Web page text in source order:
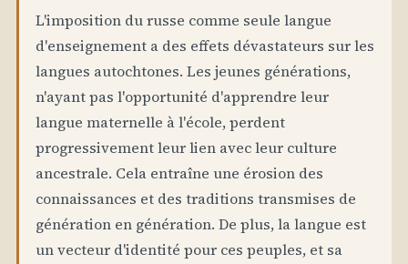
L'imposition du russe comme seule langue
d'enseignement a des effets dévastateurs sur les
langues autochtones. Les jeunes générations,
n'ayant pas l'opportunité d'apprendre leur
langue maternelle à l'école, perdent
progressivement leur lien avec leur culture
ancestrale. Cela entraîne une érosion des
connaissances et des traditions transmises de
génération en génération. De plus, la langue est
un vecteur d'identité pour ces peuples, et sa